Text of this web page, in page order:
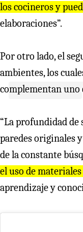
los cocineros y
elaboraciones”.
Por otro lado, el
ambientes, los
complementan uno
“La profundidad de
paredes originales
de la constante
el uso de
aprendizaje y